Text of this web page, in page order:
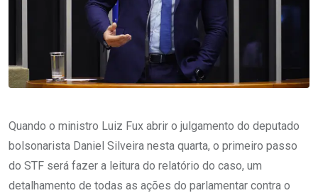
Quando o ministro Luiz Fux abrir o julgamento do deputado
bolsonarista Daniel Silveira nesta quarta, o primeiro passo
do STF será fazer a leitura do relatório do caso, um
detalhamento de todas as ações do parlamentar contra o